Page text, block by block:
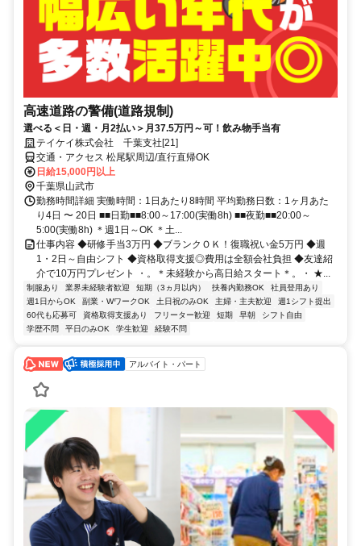
高速道路の警備(道路規制)
選べる＜日・週・月2払い＞月37.5万円～可！飲み物手当有
テイケイ株式会社 千葉支社[21]
交通・アクセス 松尾駅周辺/直行直帰OK
日給15,000円以上
千葉県山武市
勤務時間詳細 実働時間：1日あたり8時間 平均勤務日数：1ヶ月あた
り4日 〜 20日 ■■日勤■■8:00～17:00(実働8h) ■■夜勤■■20:00～
5:00(実働8h) ＊週1日～OK ＊土...
仕事内容 ◆研修手当3万円 ◆ブランクＯＫ！復職祝い金5万円 ◆週
1・2日～自由シフト ◆資格取得支援◎費用は全額会社負担 ◆友達紹
介で10万円プレゼント ・。＊未経験から高日給スタート＊。・ ★...
制服あり 業界未経験者歓迎 短期（3ヵ月以内） 扶養内勤務OK
社員登用あり
週1日からOK
副業・WワークOK 土日祝のみOK 主婦・主夫歓迎
週1シフト提出
60代も応募可
資格取得支援あり フリーター歓迎 短期 早朝
シフト自由
学歴不問
平日のみOK 学生歓迎 経験不問
アルバイト・パート